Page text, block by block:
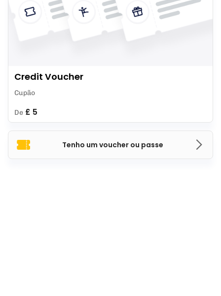
Tenho um voucher ou passe
Credit Voucher
Cupão
De £ 5